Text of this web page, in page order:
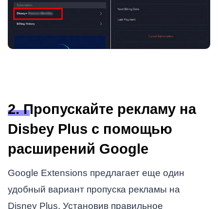
2. Пропускайте рекламу на
Disbey Plus с помощью
расширений Google
Google Extensions предлагает еще один
удобный вариант пропуска рекламы на
Disney Plus. Установив правильное